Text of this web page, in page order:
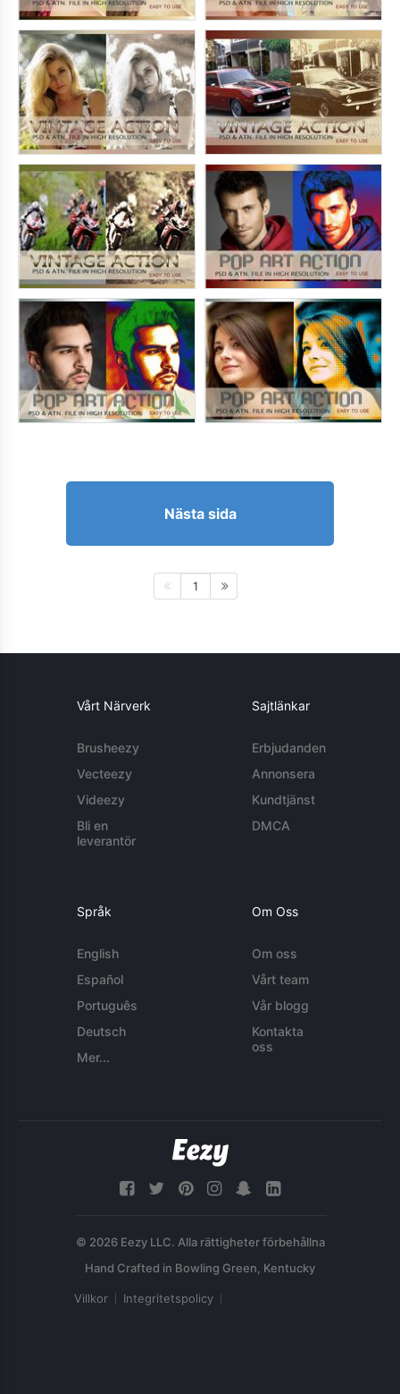
Nästa sida
1
Vårt Närverk
Brusheezy
Vecteezy
Videezy
Bli en
leverantör
Sajtlänkar
Erbjudanden
Annonsera
Kundtjänst
DMCA
Språk
English
Español
Português
Deutsch
Mer...
Om Oss
Om oss
Vårt team
Vår blogg
Kontakta
oss
© 2026 Eezy LLC. Alla rättigheter förbehållna
Villkor Integritetspolicy